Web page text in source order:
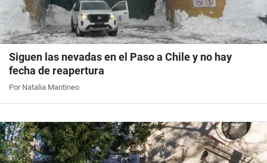
Siguen las nevadas en el Paso a Chile y no hay
fecha de reapertura
Por Natalia Mantineo